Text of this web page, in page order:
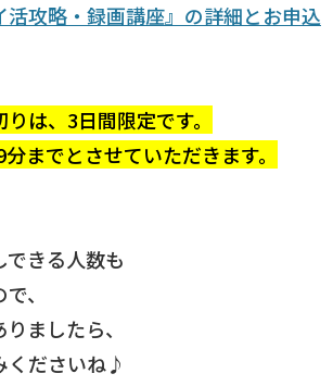
活攻略・録画講座』の詳細とお申込
は、3日間限定です。
までとさせていただきます。
きる人数も
、
ましたら、
くださいね♪